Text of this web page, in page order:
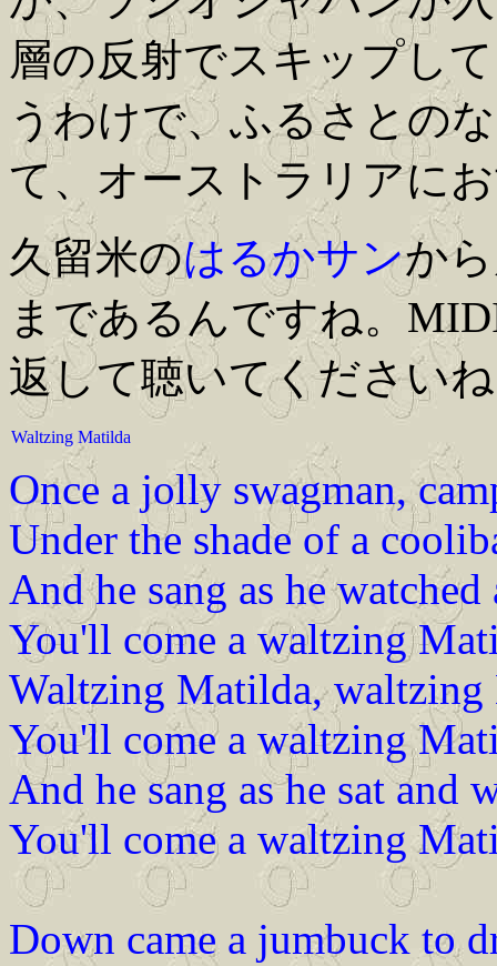
層の反射でスキップし
うわけで、ふるさとの
て、オーストラリアに
久留米のはるかサンか
まであるんですね。
返して聴いてください
Waltzing Matilda
Once a jolly swagman,
Under the shade of a
And he sang as he
You'll come a waltzing
Waltzing Matilda,
You'll come a waltzing
And he sang as he sat
You'll come a waltzing
Down came a jumbuck to